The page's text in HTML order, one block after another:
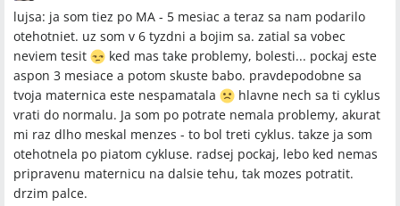
lujsa: ja som tiez po MA - 5 mesiac a teraz sa nam podarilo
otehotniet. uz som v 6 tyzdni a bojim sa. zatial sa vobec
neviem tesit
ked mas take problemy, bolesti... pockaj este
aspon 3 mesiace a potom skuste babo. pravdepodobne sa
tvoja maternica este nespamatala
hlavne nech sa ti cyklus
vrati do normalu. Ja som po potrate nemala problemy, akurat
mi raz dlho meskal menzes - to bol treti cyklus. takze ja som
otehotnela po piatom cykluse. radsej pockaj, lebo ked nemas
pripravenu maternicu na dalsie tehu, tak mozes potratit.
drzim palce.